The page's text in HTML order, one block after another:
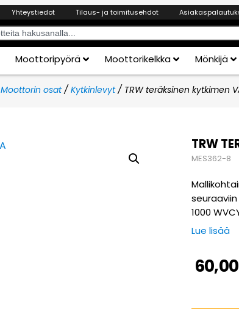
Yhteystiedot Tilaus- ja toimitusehdot
Moottoripyörä Moottorikelkka Mönkijä
Moottorin osat/ Kytkinlevyt/ TRW teräksinen kytkimen
TRW
MES362-8
seuraaviin
1000
Lue lisää
60,00